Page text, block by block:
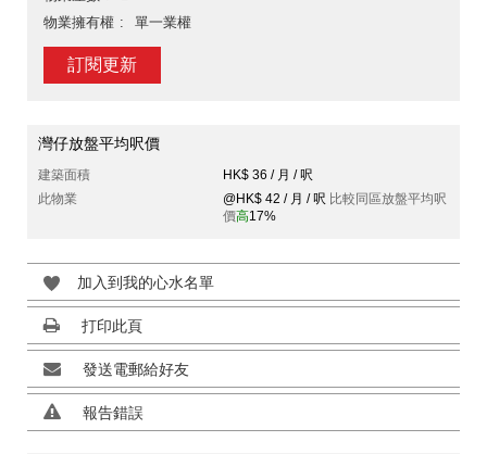
物業擁有權
單一業權
訂閱更新
灣仔放盤平均呎價
建築面積
HK$ 36 / 月 / 呎
此物業
@HK$ 42 / 月 / 呎 比較同區放盤平均呎
價高17%
加入到我的心水名單
打印此頁
發送電郵給好友
報告錯誤